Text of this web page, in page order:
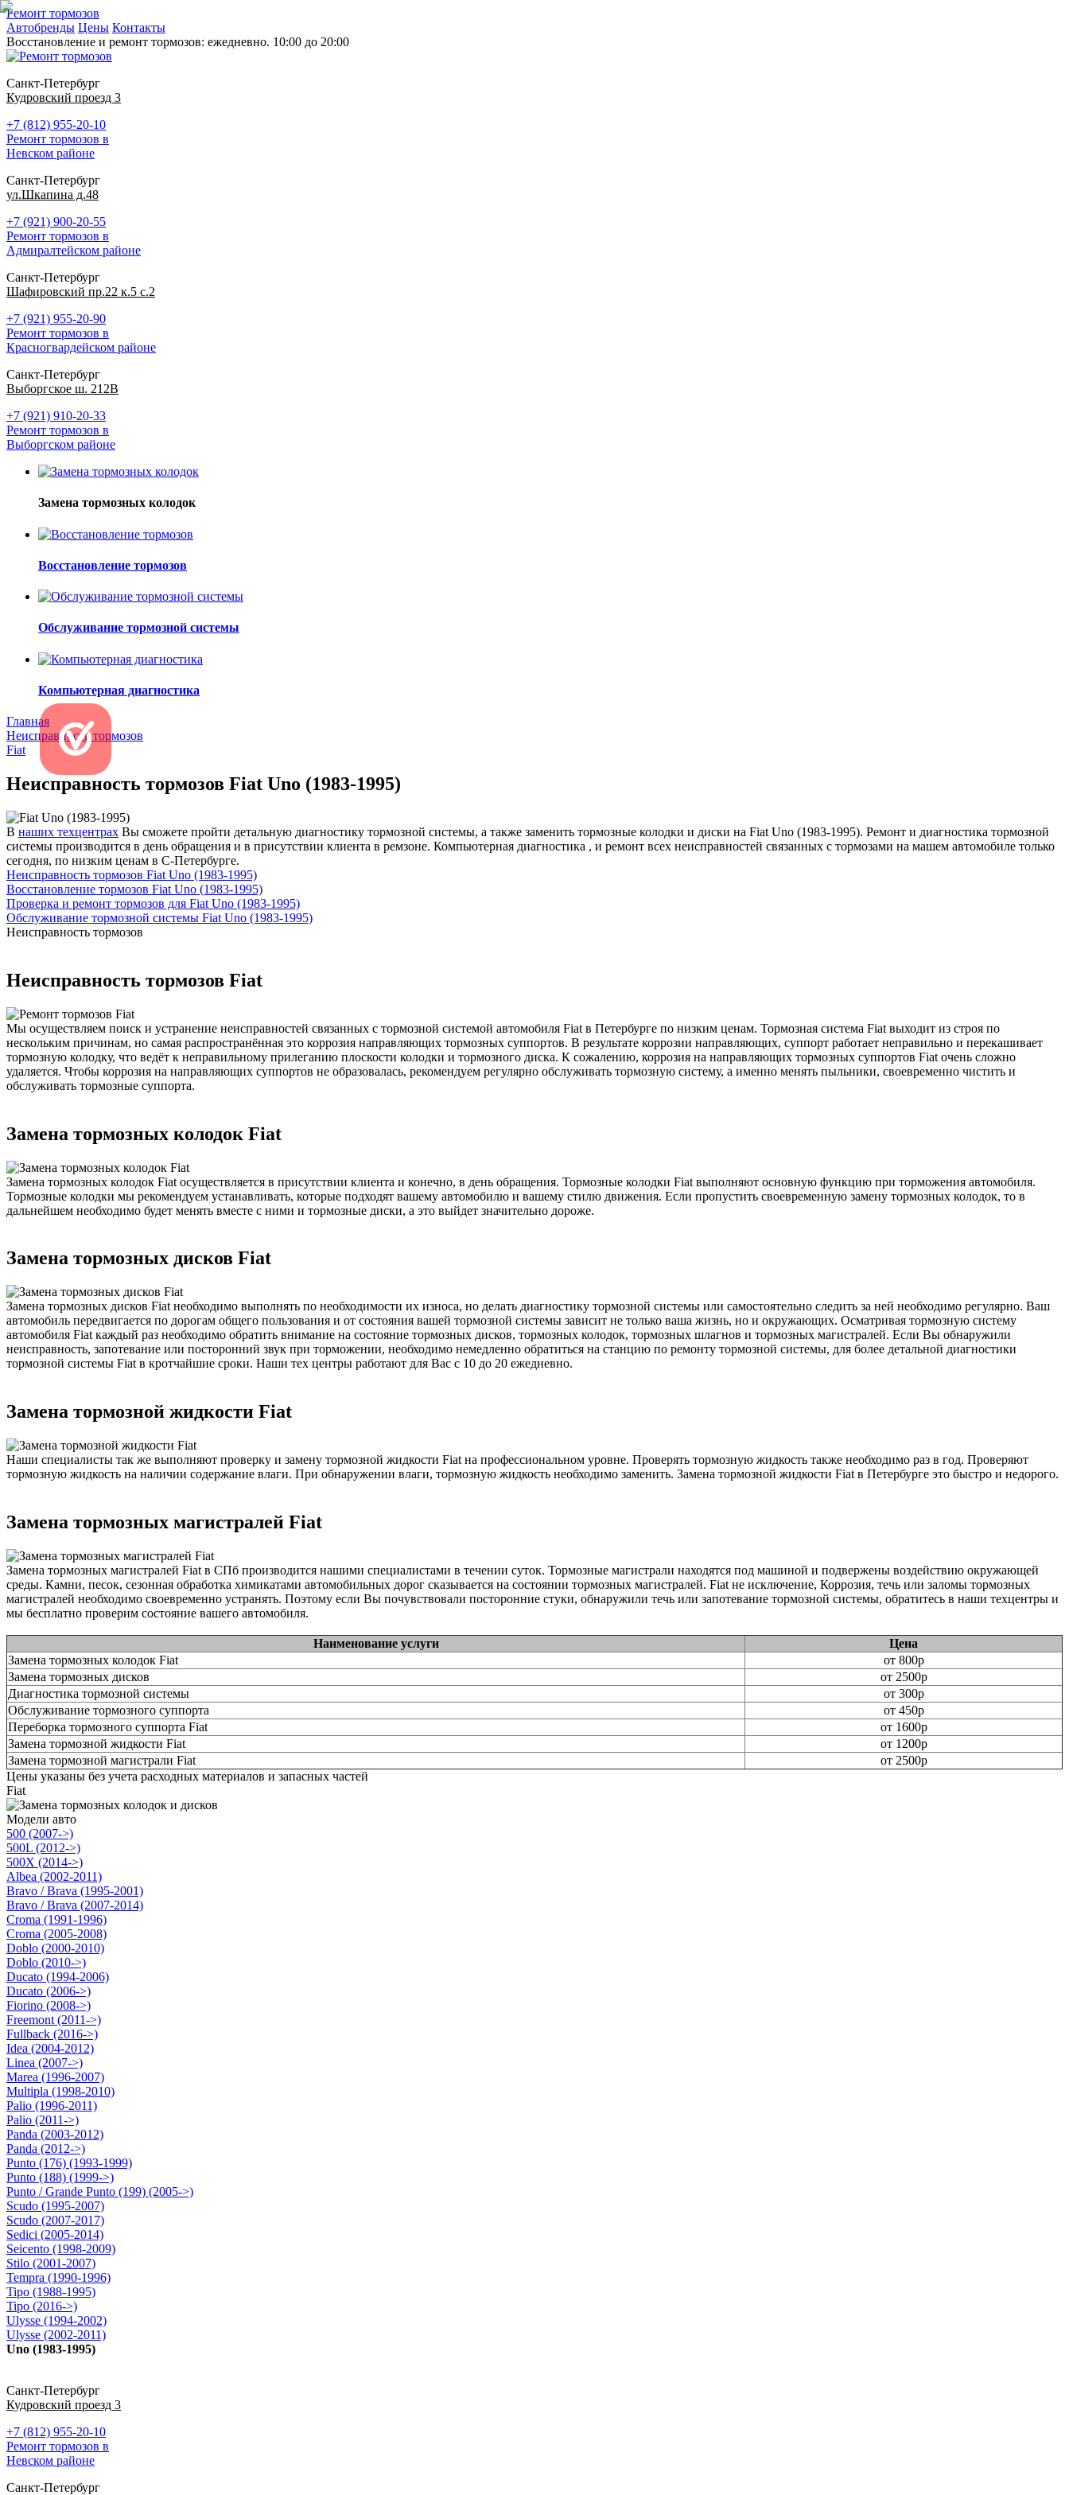
Ремонт тормозов
Автобренды Цены Контакты
Восстановление и ремонт тормозов: ежедневно. 10:00 до 20:00
Санкт-Петербург
Кудровский проезд 3
+7 (812) 955-20-10
Ремонт тормозов в
Невском районе
Санкт-Петербург
ул.Шкапина д.48
+7 (921) 900-20-55
Ремонт тормозов в
Адмиралтейском районе
Санкт-Петербург
Шафировский пр.22 к.5 с.2
+7 (921) 955-20-90
Ремонт тормозов в
Красногвардейском районе
Санкт-Петербург
Выборгское ш. 212В
+7 (921) 910-20-33
Ремонт тормозов в
Выборгском районе
Замена тормозных колодок
Восстановление тормозов
Обслуживание тормозной системы
Компьютерная диагностика
Главная
Неисправность тормозов
Fiat
Неисправность тормозов Fiat Uno (1983-1995)
В наших техцентрах Вы сможете пройти детальную диагностику тормозной системы, а также заменить тормозные колодки и диски на Fiat Uno (1983-1995). Ремонт и диагностика тормозной
системы производится в день обращения и в присутствии клиента в ремзоне. Компьютерная диагностика , и ремонт всех неисправностей связанных с тормозами на машем автомобиле только
сегодня, по низким ценам в С-Петербурге.
Неисправность тормозов Fiat Uno (1983-1995)
Восстановление тормозов Fiat Uno (1983-1995)
Проверка и ремонт тормозов для Fiat Uno (1983-1995)
Обслуживание тормозной системы Fiat Uno (1983-1995)
Неисправность тормозов
Неисправность тормозов Fiat
Мы осуществляем поиск и устранение неисправностей связанных с тормозной системой автомобиля Fiat в Петербурге по низким ценам. Тормозная система Fiat выходит из строя по
нескольким причинам, но самая распространённая это коррозия направляющих тормозных суппортов. В результате коррозии направляющих, суппорт работает неправильно и перекашивает
тормозную колодку, что ведёт к неправильному прилеганию плоскости колодки и тормозного диска. К сожалению, коррозия на направляющих тормозных суппортов Fiat очень сложно
удаляется. Чтобы коррозия на направляющих суппортов не образовалась, рекомендуем регулярно обслуживать тормозную систему, а именно менять пыльники, своевременно чистить и
обслуживать тормозные суппорта.
Замена тормозных колодок Fiat
Замена тормозных колодок Fiat осуществляется в присутствии клиента и конечно, в день обращения. Тормозные колодки Fiat выполняют основную функцию при торможения автомобиля.
Тормозные колодки мы рекомендуем устанавливать, которые подходят вашему автомобилю и вашему стилю движения. Если пропустить своевременную замену тормозных колодок, то в
дальнейшем необходимо будет менять вместе с ними и тормозные диски, а это выйдет значительно дороже.
Замена тормозных дисков Fiat
Замена тормозных дисков Fiat необходимо выполнять по необходимости их износа, но делать диагностику тормозной системы или самостоятельно следить за ней необходимо регулярно. Ваш
автомобиль передвигается по дорогам общего пользования и от состояния вашей тормозной системы зависит не только ваша жизнь, но и окружающих. Осматривая тормозную систему
автомобиля Fiat каждый раз необходимо обратить внимание на состояние тормозных дисков, тормозных колодок, тормозных шлагнов и тормозных магистралей. Если Вы обнаружили
неисправность, запотевание или посторонний звук при торможении, необходимо немедленно обратиться на станцию по ремонту тормозной системы, для более детальной диагностики
тормозной системы Fiat в кротчайшие сроки. Наши тех центры работают для Вас с 10 до 20 ежедневно.
Замена тормозной жидкости Fiat
Наши специалисты так же выполняют проверку и замену тормозной жидкости Fiat на профессиональном уровне. Проверять тормозную жидкость также необходимо раз в год. Проверяют
тормозную жидкость на наличии содержание влаги. При обнаружении влаги, тормозную жидкость необходимо заменить. Замена тормозной жидкости Fiat в Петербурге это быстро и недорого.
Замена тормозных магистралей Fiat
Замена тормозных магистралей Fiat в СПб производится нашими специалистами в течении суток. Тормозные магистрали находятся под машиной и подвержены воздействию окружающей
среды. Камни, песок, сезонная обработка химикатами автомобильных дорог сказывается на состоянии тормозных магистралей. Fiat не исключение, Коррозия, течь или заломы тормозных
магистралей необходимо своевременно устранять. Поэтому если Вы почувствовали посторонние стуки, обнаружили течь или запотевание тормозной системы, обратитесь в наши техцентры и
мы бесплатно проверим состояние вашего автомобиля.
Наименование услуги
Цена
Замена тормозных колодок Fiat
от 800р
Замена тормозных дисков
от 2500р
Диагностика тормозной системы
от 300р
Обслуживание тормозного суппорта
от 450р
Переборка тормозного суппорта Fiat
от 1600р
Замена тормозной жидкости Fiat
от 1200р
Замена тормозной магистрали Fiat
от 2500р
Цены указаны без учета расходных материалов и запасных частей
Fiat
Модели авто
500 (2007->)
500L (2012->)
500X (2014->)
Albea (2002-2011)
Bravo / Brava (1995-2001)
Bravo / Brava (2007-2014)
Croma (1991-1996)
Croma (2005-2008)
Doblo (2000-2010)
Doblo (2010->)
Ducato (1994-2006)
Ducato (2006->)
Fiorino (2008->)
Freemont (2011->)
Fullback (2016->)
Idea (2004-2012)
Linea (2007->)
Marea (1996-2007)
Multipla (1998-2010)
Palio (1996-2011)
Palio (2011->)
Panda (2003-2012)
Panda (2012->)
Punto (176) (1993-1999)
Punto (188) (1999->)
Punto / Grande Punto (199) (2005->)
Scudo (1995-2007)
Scudo (2007-2017)
Sedici (2005-2014)
Seicento (1998-2009)
Stilo (2001-2007)
Tempra (1990-1996)
Tipo (1988-1995)
Tipo (2016->)
Ulysse (1994-2002)
Ulysse (2002-2011)
Uno (1983-1995)
Санкт-Петербург
Кудровский проезд 3
+7 (812) 955-20-10
Ремонт тормозов в
Невском районе
Санкт-Петербург